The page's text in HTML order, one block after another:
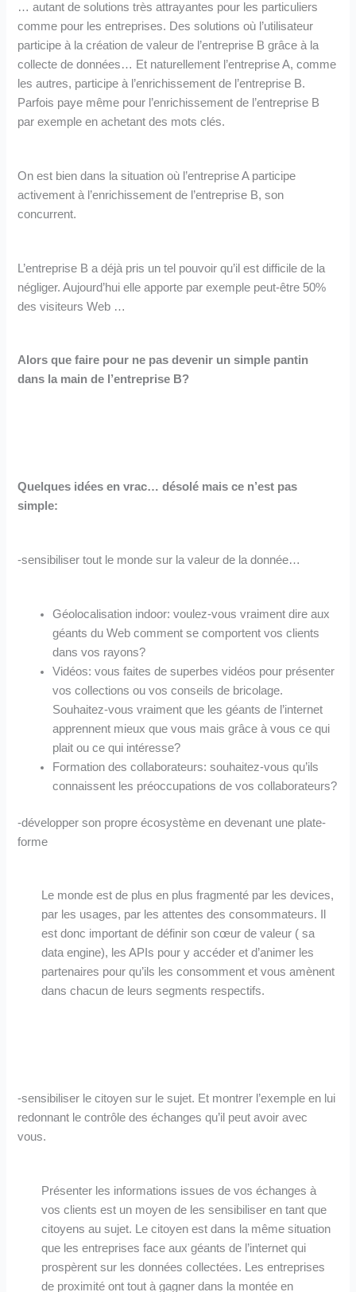
… autant de solutions très attrayantes pour les particuliers
comme pour les entreprises. Des solutions où l’utilisateur
participe à la création de valeur de l’entreprise B grâce à la
collecte de données… Et naturellement l’entreprise A, comme
les autres, participe à l’enrichissement de l’entreprise B.
Parfois paye même pour l’enrichissement de l’entreprise B
par exemple en achetant des mots clés.
On est bien dans la situation où l’entreprise A participe
activement à l’enrichissement de l’entreprise B, son
concurrent.
L’entreprise B a déjà pris un tel pouvoir qu’il est difficile de la
négliger. Aujourd’hui elle apporte par exemple peut-être 50%
des visiteurs Web …
Alors que faire pour ne pas devenir un simple pantin
dans la main de l’entreprise B?
Quelques idées en vrac… désolé mais ce n’est pas
simple:
-sensibiliser tout le monde sur la valeur de la donnée…
Géolocalisation indoor: voulez-vous vraiment dire aux
géants du Web comment se comportent vos clients
dans vos rayons?
Vidéos: vous faites de superbes vidéos pour présenter
vos collections ou vos conseils de bricolage.
Souhaitez-vous vraiment que les géants de l’internet
apprennent mieux que vous mais grâce à vous ce qui
plait ou ce qui intéresse?
Formation des collaborateurs: souhaitez-vous qu’ils
connaissent les préoccupations de vos collaborateurs?
-développer son propre écosystème en devenant une plate-
forme
Le monde est de plus en plus fragmenté par les devices,
par les usages, par les attentes des consommateurs. Il
est donc important de définir son cœur de valeur ( sa
data engine), les APIs pour y accéder et d’animer les
partenaires pour qu’ils les consomment et vous amènent
dans chacun de leurs segments respectifs.
-sensibiliser le citoyen sur le sujet. Et montrer l’exemple en lui
redonnant le contrôle des échanges qu’il peut avoir avec
vous.
Présenter les informations issues de vos échanges à
vos clients est un moyen de les sensibiliser en tant que
citoyens au sujet. Le citoyen est dans la même situation
que les entreprises face aux géants de l’internet qui
prospèrent sur les données collectées. Les entreprises
de proximité ont tout à gagner dans la montée en